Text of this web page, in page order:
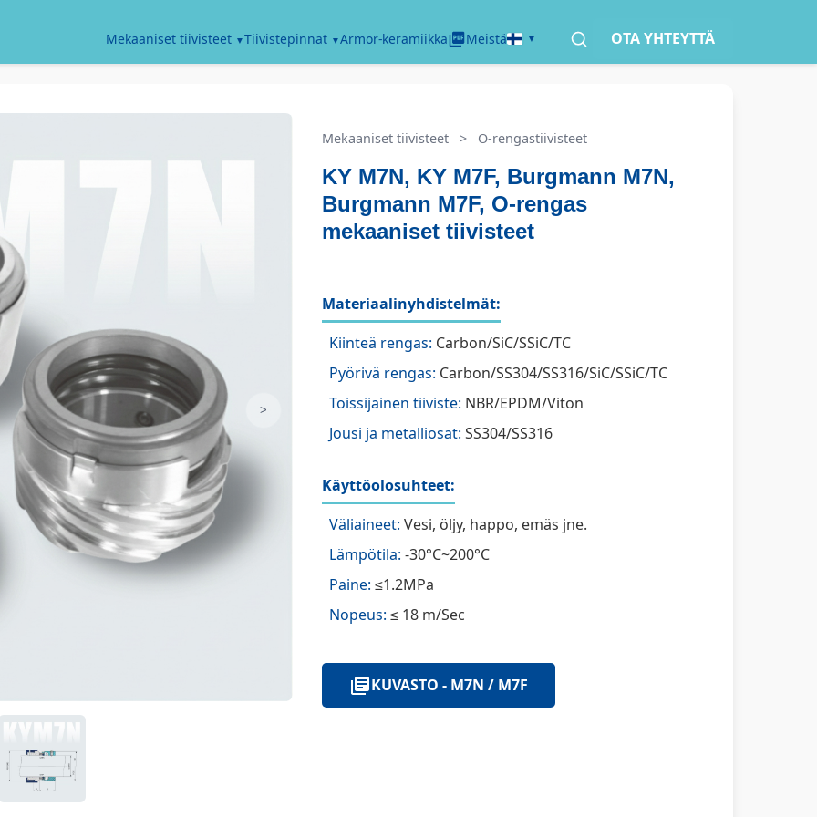
Mekaaniset tiivisteet Tiivistepinnat Armor-keramiikka Meistä OTA YHTEYTTÄ
>
Mekaaniset tiivisteet > O-rengastiivisteet
KY M7N, KY M7F, Burgmann M7N,
Burgmann M7F, O-rengas
mekaaniset tiivisteet
Materiaalinyhdistelmät:
Kiinteä rengas: Carbon/SiC/SSiC/TC
Pyörivä rengas: Carbon/SS304/SS316/SiC/SSiC/TC
Toissijainen tiiviste: NBR/EPDM/Viton
Jousi ja metalliosat: SS304/SS316
Käyttöolosuhteet:
Väliaineet: Vesi, öljy, happo, emäs jne.
Lämpötila: -30°C~200°C
Paine: ≤1.2MPa
Nopeus: ≤ 18 m/Sec
KUVASTO - M7N / M7F